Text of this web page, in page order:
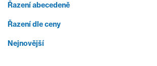
Řazení abecedeně
Řazení dle ceny
Nejnovější